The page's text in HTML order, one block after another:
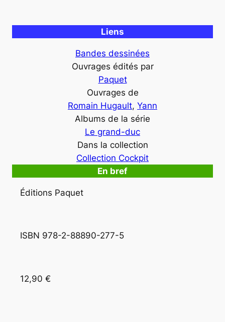
Liens
Bandes dessinées
Ouvrages édités par
Paquet
Ouvrages de
Romain Hugault, Yann
Albums de la série
Le grand-duc
Dans la collection
Collection Cockpit
En bref
Éditions Paquet
ISBN 978-2-88890-277-5
12,90 €